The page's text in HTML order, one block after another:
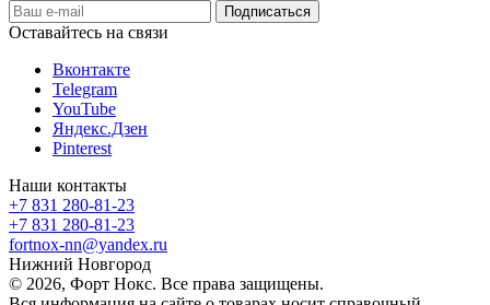
Оставайтесь на связи
Вконтакте
Telegram
YouTube
Яндекс.Дзен
Pinterest
Наши контакты
+7 831 280-81-23
+7 831 280-81-23
fortnox-nn@yandex.ru
Нижний Новгород
© 2026, Форт Нокс. Все права защищены.